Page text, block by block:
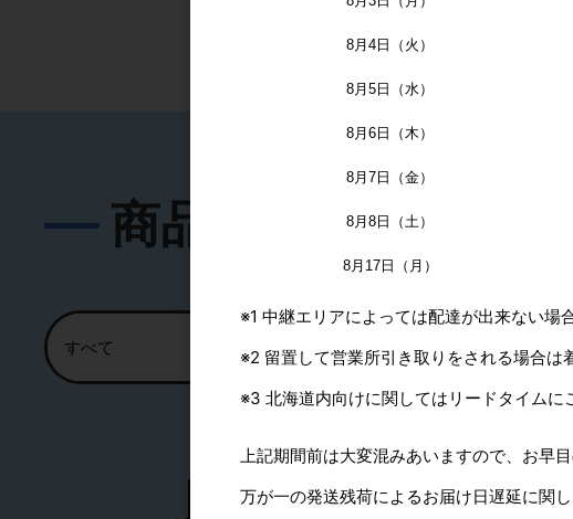
商品を探す
8月4日（火）
8月5日（水）
8月6日（木）
8月7日（金）
8月8日（土）
8月17日（月）
※1 中継エリアによっては配達が出来ない場
※2 留置して営業所引き取りをされる場合は
※3 北海道内向けに関してはリードタイムに
上記期間前は大変混みあいますので、お早
万が一の発送残荷によるお届け日遅延に関